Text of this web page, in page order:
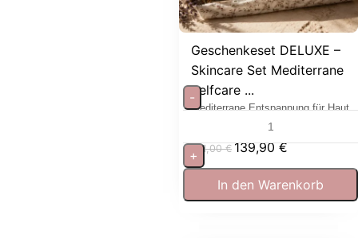
Geschenkeset DELUXE –
Skincare Set Mediterrane
Selfcare ...
Mediterrane Entspannung für Haut
181,00€ 139,90€
-
+
In den Warenkorb